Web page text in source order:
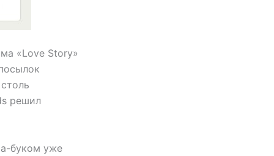
«Love Story»
решил
буком уже